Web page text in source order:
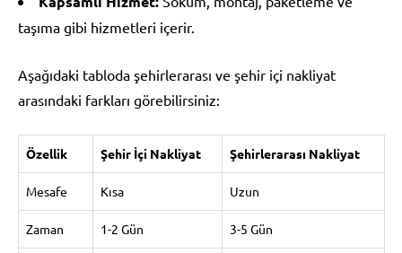
taşıma gibi hizmetleri içerir.
Aşağıdaki tabloda şehirlerarası ve şehir içi nakliyat
arasındaki farkları görebilirsiniz:
Özellik Şehir İçi Nakliyat Şehirlerarası Nakliyat
Mesafe Kısa Uzun
Zaman 1-2 Gün 3-5 Gün